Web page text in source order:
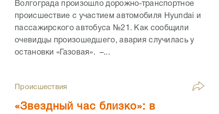
Волгограда произошло дорожно-транспортное
происшествие с участием автомобиля Hyundai и
пассажирского автобуса №21. Как сообщили
очевидцы произошедшего, авария случилась у
остановки «Газовая». –...
Происшествия
«Звездный час близко»: в